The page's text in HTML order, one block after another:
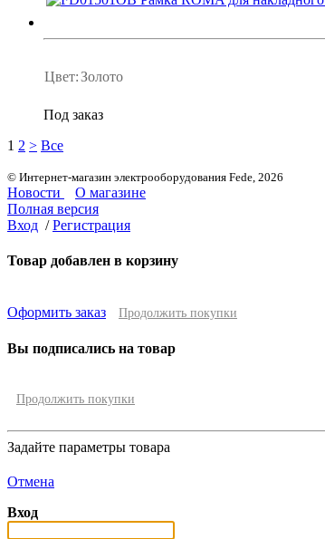
Цвет:Золото
Под заказ
1 2 > Все
© Интернет-магазин электрооборудования Fede, 2026
Новости
О магазине
Полная версия
Вход / Регистрация
Товар добавлен в корзину
Оформить заказ Продолжить покупки
Вы подписались на товар
Продолжить покупки
Задайте параметры товара
Отмена
Вход